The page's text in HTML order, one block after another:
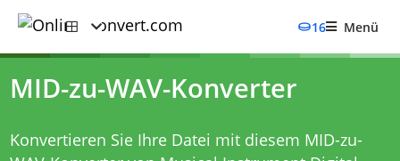
16 Menü
MID-zu-WAV-Konverter
Konvertieren Sie Ihre Datei mit diesem MID-zu-